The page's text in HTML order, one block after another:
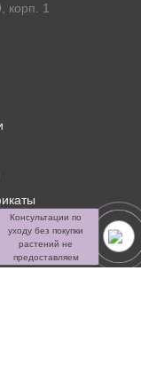
корп. 1
и оплата
Консультации по
уходу без покупки
растений не
предоставляем